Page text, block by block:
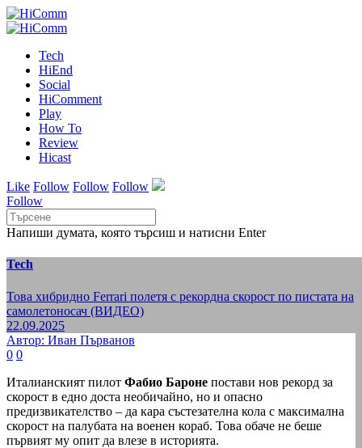
Tech
HiEnd
Social
HiComment
Play
How To
Review
Hicast
Like Follow Follow Follow
Follow
Напиши думата, която търсиш и натисни Enter
Tech
Това хибридно Ferrari полетя с рекордна скорост по пистата на
самолетоносач (ВИДЕО)
22.09.2025
Автор: Иван Първанов
0 0
Италианският пилот Фабио Бароне постави нов рекорд за
скорост в едно доста необичайно, но и опасно
предизвикателство – да кара състезателна кола с максимална
скорост на палубата на военен кораб. Това обаче не беше
първият му опит да влезе в историята.